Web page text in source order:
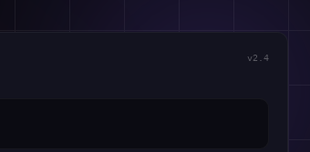
v2.4